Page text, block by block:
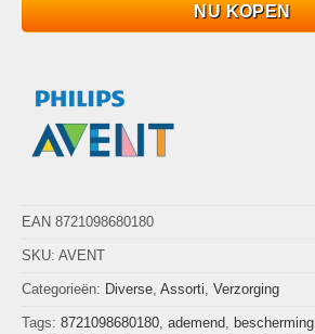
NU KOPEN
EAN 8721098680180
SKU: AVENT
Categorieën: Diverse Assorti Verzorging
Tags: 8721098680180 ademend bescherming